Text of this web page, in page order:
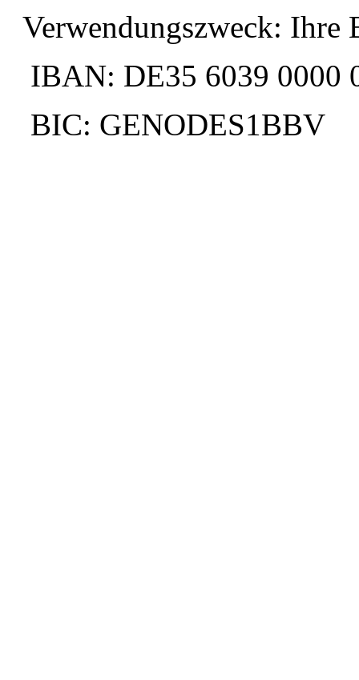
Verwendungszweck: Ihre
IBAN: DE35 6039 0000
BIC: GENODES1BBV